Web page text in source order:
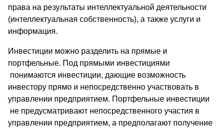
права на результаты интеллектуальной деятельности
(интеллектуальная собственность), а также услуги и
информация.
Инвестиции можно разделить на прямые и
портфельные. Под прямыми инвестициями
понимаются инвестиции, дающие возможность
инвестору прямо и непосредственно участвовать в
управлении предприятием. Портфельные инвестиции
не предусматривают непосредственного участия в
управлении предприятием, а предполагают получение